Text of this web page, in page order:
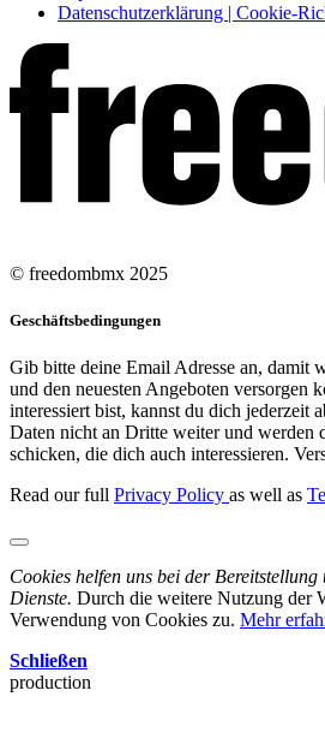
Datenschutzerklärung | Cookie-
© freedombmx 2025
Geschäftsbedingungen
Gib bitte deine Email Adresse an, damit
und den neuesten Angeboten versorgen
interessiert bist, kannst du dich jederzeit
Daten nicht an Dritte weiter und werden
schicken, die dich auch interessieren.
Read our full Privacy Policy as well as
Cookies helfen uns bei der
Dienste. Durch die weitere Nutzung der
Verwendung von Cookies zu. Mehr
Schließen
production